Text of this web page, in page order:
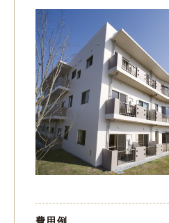
費用例